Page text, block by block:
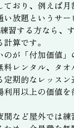
ており、例えば
い放題というサ
習する方なら、
算です。
のが「付加価値」
料レンタル、タオ
定期的なレッスン
利用以上の価値
間など屋外では